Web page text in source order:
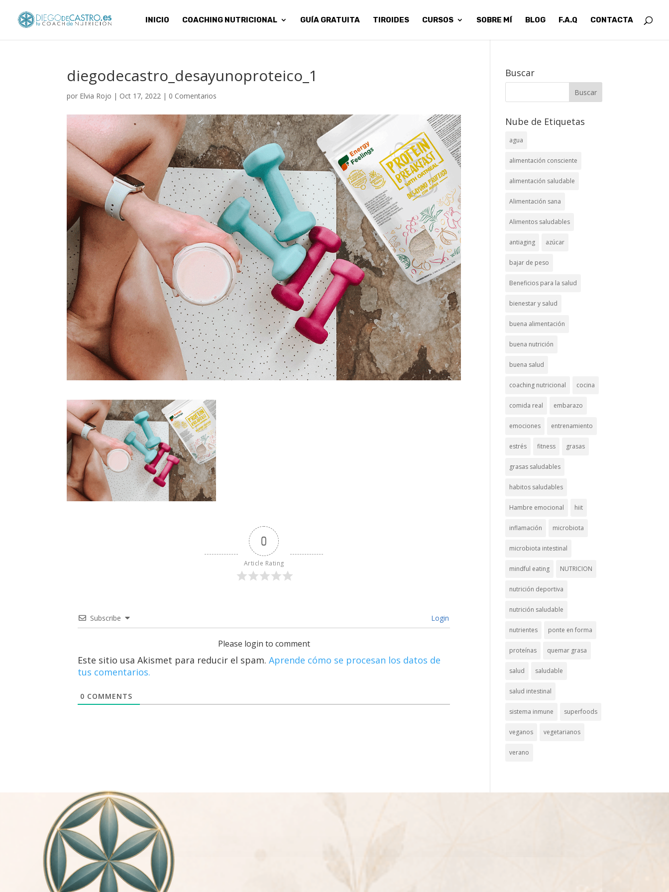
INICIO COACHING NUTRICIONAL GUÍA GRATUITA TIROIDES CURSOS SOBRE MÍ BLOG F.A.Q CONTACTA
diegodecastro_desayunoproteico_1
por Elvia Rojo | Oct 17, 2022 | 0 Comentarios
0
Article Rating
Subscribe Login
Please login to comment
Este sitio usa Akismet para reducir el spam.Aprende cómo se procesan los datos de
tus comentarios.
0 COMMENTS
Buscar
Nube de Etiquetas
agua
alimentación consciente
alimentación saludable
Alimentación sana
Alimentos saludables
antiaging azúcar
bajar de peso
Beneficios para la salud
bienestar y salud
buena alimentación
buena nutrición
buena salud
coaching nutricional cocina
comida real embarazo
emociones entrenamiento
estrés fitness grasas
grasas saludables
habitos saludables
Hambre emocional hiit
inflamación microbiota
microbiota intestinal
mindful eating NUTRICION
nutrición deportiva
nutrición saludable
nutrientes ponte en forma
proteínas quemar grasa
salud saludable
salud intestinal
sistema inmune superfoods
veganos vegetarianos
verano